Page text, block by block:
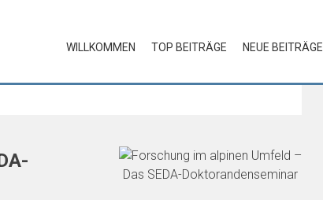
WILLKOMMEN TOP BEITRÄGE NEUE BEITRÄGE